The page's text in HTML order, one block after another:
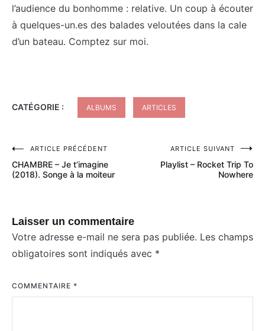
l’audience du bonhomme : relative. Un coup à écouter
à quelques-un.es des balades veloutées dans la cale
d’un bateau. Comptez sur moi.
CATÉGORIE : ALBUMS ARTICLES
Navigation
de
ARTICLE PRÉCÉDENT
CHAMBRE – Je t’imagine
(2018). Songe à la moiteur
ARTICLE SUIVANT
Playlist – Rocket Trip To
Nowhere
Laisser un commentaire
Votre adresse e-mail ne sera pas publiée. Les champs
obligatoires sont indiqués avec *
COMMENTAIRE *